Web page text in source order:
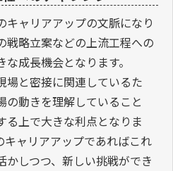
キャリアアップの文脈になり
戦略立案などの上流工程への
成長機会となります。
場と密接に関連しているた
の動きを理解していること
る上で大きな利点となりま
キャリアアップであればこれ
かしつつ、新しい挑戦ができ